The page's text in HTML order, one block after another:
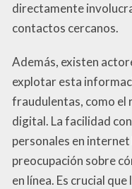
directamente
contactos cercanos.
Además, existen
explotar esta
fraudulentas, como el
digital. La facilidad
personales en
preocupación sobre
en línea. Es crucial